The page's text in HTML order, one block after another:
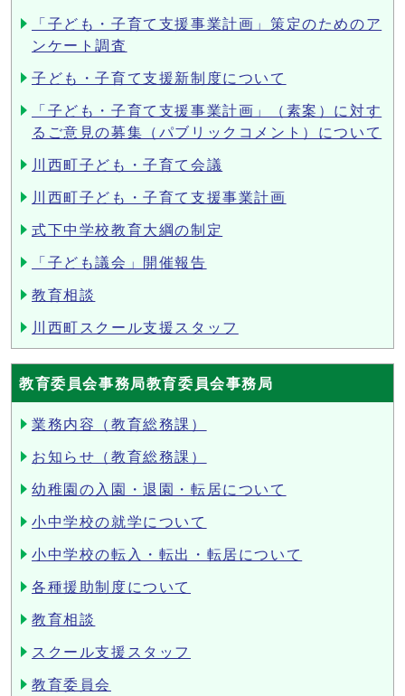
「子ども・子育て支援事業計画」策定のためのア
ンケート調査
子ども・子育て支援新制度について
「子ども・子育て支援事業計画」（素案）に対す
るご意見の募集（パブリックコメント）について
川西町子ども・子育て会議
川西町子ども・子育て支援事業計画
式下中学校教育大綱の制定
「子ども議会」開催報告
教育相談
川西町スクール支援スタッフ
教育委員会事務局教育委員会事務局
業務内容（教育総務課）
お知らせ（教育総務課）
幼稚園の入園・退園・転居について
小中学校の就学について
小中学校の転入・転出・転居について
各種援助制度について
教育相談
スクール支援スタッフ
教育委員会